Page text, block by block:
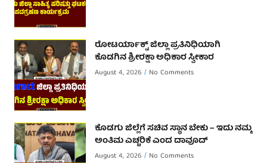
ರೋಟರ್ಯಾಕ್ಟ್ ಜಿಲ್ಲಾ ಪ್ರತಿನಿಧಿಯಾಗಿ
ಕೊಡಗಿನ ಶ್ರೀರಕ್ಷಾ ಅಧಿಕಾರ ಸ್ವೀಕಾರ
August 4, 2026 No Comments
ಕೊಡಗು ಜಿಲ್ಲೆಗೆ ಸಚಿವ ಸ್ಥಾನ ಬೇಕು – ಇದು ನಮ್ಮ
ಅಂತಿಮ ಎಚ್ಚರಿಕೆ ಎಂದ ದಾವೂದ್ ‌
August 4, 2026 No Comments